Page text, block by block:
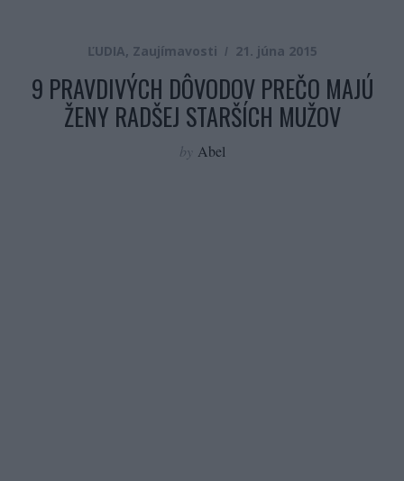
ĽUDIA, Zaujímavosti 21. júna 2015
9 PRAVDIVÝCH DÔVODOV PREČO MAJÚ
ŽENY RADŠEJ STARŠÍCH MUŽOV
by Abel